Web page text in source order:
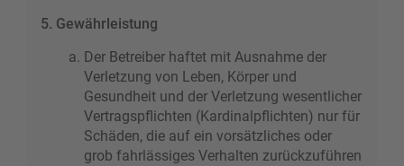
5. Gewährleistung
Der Betreiber haftet mit Ausnahme der
Verletzung von Leben, Körper und
Gesundheit und der Verletzung wesentlicher
Vertragspflichten (Kardinalpflichten) nur für
Schäden, die auf ein vorsätzliches oder
grob fahrlässiges Verhalten zurückzuführen